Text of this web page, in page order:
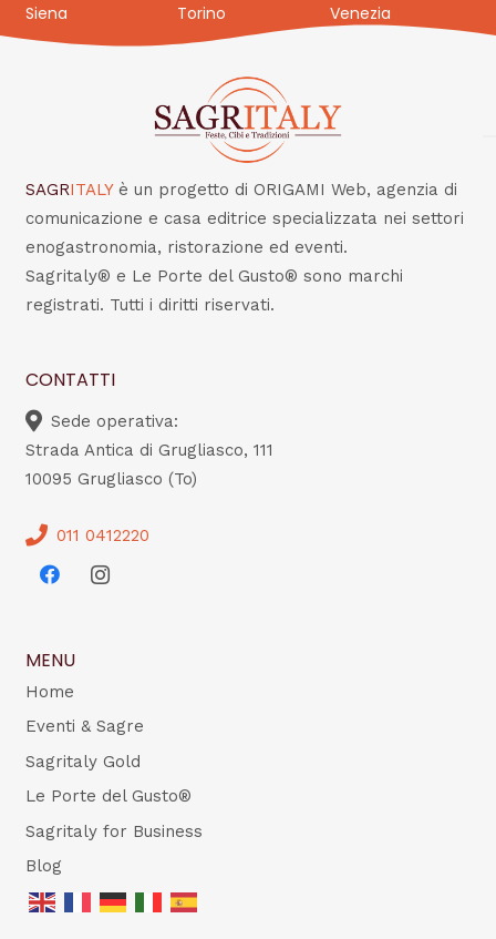
Siena
Torino Venezia
SAGRITALY è un progetto di ORIGAMI Web, agenzia di
comunicazione e casa editrice specializzata nei settori
enogastronomia, ristorazione ed eventi.
Sagritaly® e Le Porte del Gusto® sono marchi
registrati. Tutti i diritti riservati.
CONTATTI
Sede operativa:
Strada Antica di Grugliasco, 111
10095 Grugliasco (To)
011 0412220
MENU
Home
Eventi & Sagre
Sagritaly Gold
Le Porte del Gusto®
Sagritaly for Business
Blog